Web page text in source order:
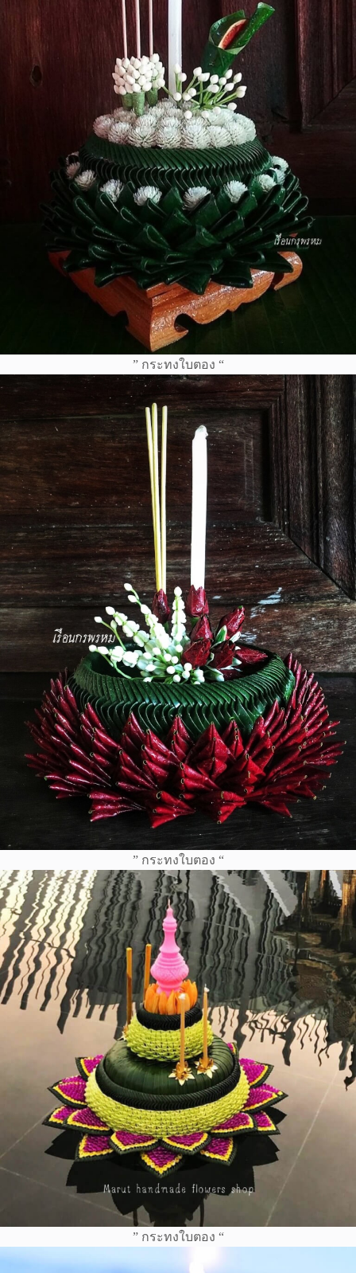
” กระทงใบตอง “
” กระทงใบตอง “
” กระทงใบตอง “